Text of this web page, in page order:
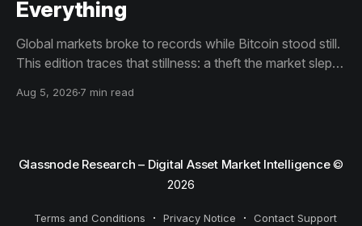
Everything
Global markets broke to records while Bitcoin stood still.
This edition traces that stillness: a theft the market slept
than capitulation, and an options market priced for
Aug 5, 2026 7 min read
Glassnode Research – Digital Asset Market Intelligence©
2026
Terms and Conditions Privacy Notice Contact Support